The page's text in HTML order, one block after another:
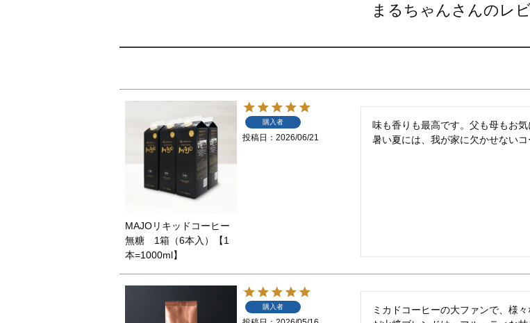
まるちゃんさんのレ
MAJOリキッドコーヒー
無糖 1箱（6本入）【1
本=1000ml】
購入者
投稿日 2026/06/21
味も香りも最高です。父も母もお気
購入者
ミカドコーヒーの大ファンで、様